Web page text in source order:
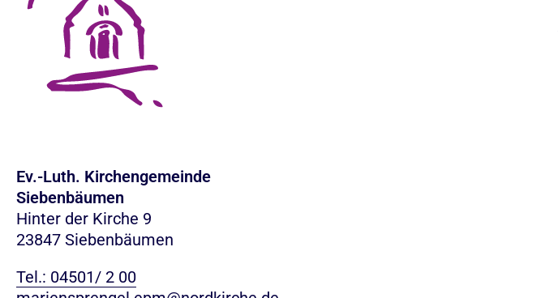
Ev.-Luth. Kirchengemeinde
Siebenbäumen
Hinter der Kirche 9
23847 Siebenbäumen
Tel.: 04501/ 2 00